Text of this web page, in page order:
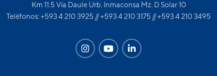
Km 11.5 Vía Daule Urb. Inmaconsa Mz. D Solar 10
Teléfonos: +593 4 210 3925 // +593 4 210 3175 // +593 4 210 3495